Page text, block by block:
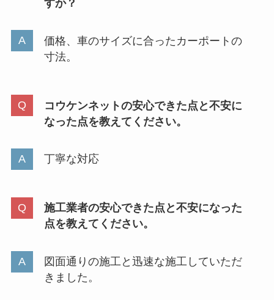
すか？
価格、車のサイズに合ったカーポートの
寸法。
コウケンネットの安心できた点と不安に
なった点を教えてください。
丁寧な対応
施工業者の安心できた点と不安になった
点を教えてください。
図面通りの施工と迅速な施工していただ
きました。